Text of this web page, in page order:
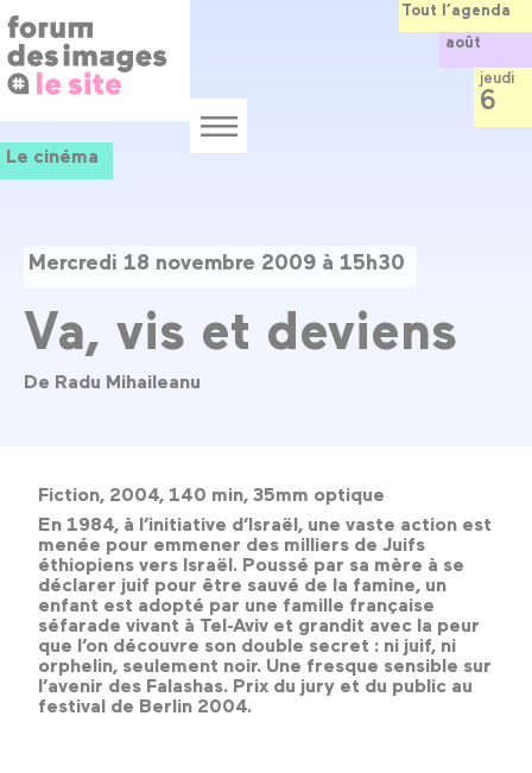
au
contenu
principal
Menu
Le cinéma
Mercredi 18 novembre 2009 à 15h30
Va, vis et deviens
De Radu Mihaileanu
Fiction, 2004, 140 min, 35mm optique
En 1984, à l’initiative d’Israël, une vaste action est
menée pour emmener des milliers de Juifs
éthiopiens vers Israël. Poussé par sa mère à se
déclarer juif pour être sauvé de la famine, un
enfant est adopté par une famille française
séfarade vivant à Tel-Aviv et grandit avec la peur
que l’on découvre son double secret : ni juif, ni
orphelin, seulement noir. Une fresque sensible sur
l’avenir des Falashas. Prix du jury et du public au
festival de Berlin 2004.
Tout l’agenda
août
jeudi
6